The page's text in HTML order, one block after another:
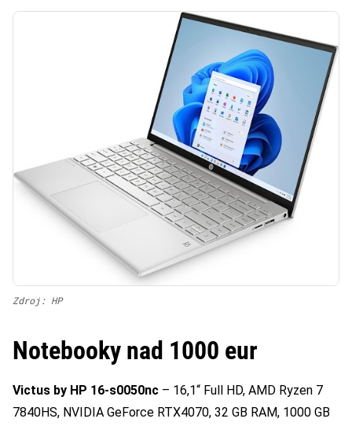
Zdroj: HP
Notebooky nad 1000 eur
Victus by HP 16-s0050nc – 16,1“ Full HD, AMD Ryzen 7
7840HS, NVIDIA GeForce RTX4070, 32 GB RAM, 1000 GB